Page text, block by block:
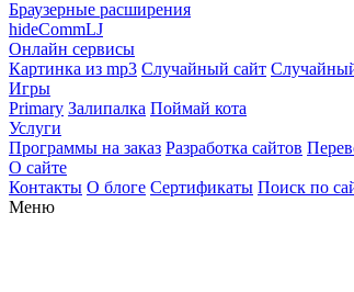
Браузерные расширения
hideCommLJ
Онлайн сервисы
Картинка из mp3 Случайный сайт
Игры
Primary Залипалка Поймай кота
Услуги
Программы на заказ Разработка сайтов
О сайте
Контакты О блоге Сертификаты Поиск по
Меню